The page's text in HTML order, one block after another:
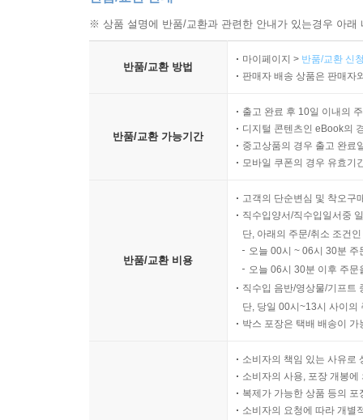
※ 상품 설명에 반품/교환과 관련한 안내가 있는경우 아
반품/교환 방법
마이페이지 > 반품/교환 신
판매자 배송 상품은 판매자
반품/교환 가능기간
출고 완료 후 10일 이내의
디지털 콘텐츠인 eBook의
중고상품의 경우 출고 완료
모바일 쿠폰의 경우 유효기
반품/교환 비용
고객의 단순변심 및 착오구
직수입양서/직수입일서중
단, 아래의 주문/취소 조건
오늘 00시 ~ 06시 30분
오늘 06시 30분 이후 주
직수입 음반/영상물/기프트
단, 당일 00시~13시 사이의
박스 포장은 택배 배송이
소비자의 책임 있는 사유로
소비자의 사용, 포장 개봉
복제가 가능한 상품 등의
소비자의 요청에 따라 개별